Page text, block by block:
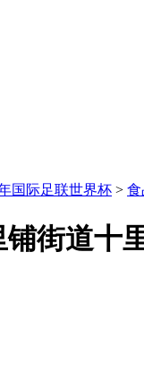
国际足联世界杯 > 食
街道十